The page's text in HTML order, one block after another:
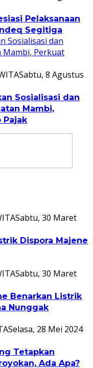
Pelaksanaan
Segitiga
Sabtu, 8 Agustus
Sosialisasi dan
Mambi,
Pajak
Sabtu, 30 Maret
Dispora Majene
Sabtu, 30 Maret
Benarkan Listrik
Nunggak
Selasa, 28 Mei 2024
Tetapkan
Ada Apa?